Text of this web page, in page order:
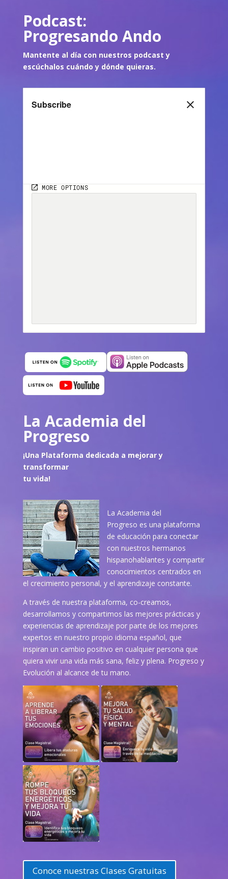
Podcast:
Progresando Ando
Mantente al día con nuestros podcast y
escúchalos cuándo y dónde quieras.
La Academia del
Progreso
¡Una Plataforma dedicada a mejorar y
transformar
tu vida!
La Academia del
Progreso es una plataforma
de educación para conectar
con nuestros hermanos
hispanohablantes y compartir
conocimientos centrados en
el crecimiento personal, y el aprendizaje constante.
A través de nuestra plataforma, co-creamos,
desarrollamos y compartimos las mejores prácticas y
experiencias de aprendizaje por parte de los mejores
expertos en nuestro propio idioma español, que
inspiran un cambio positivo en cualquier persona que
quiera vivir una vida más sana, feliz y plena. Progreso y
Evolución al alcance de tu mano.
Conoce nuestras Clases Gratuitas